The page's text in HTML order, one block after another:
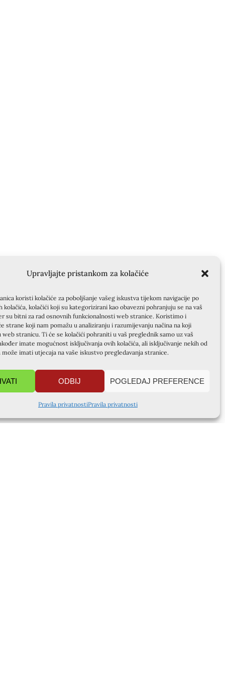
Upravljajte pristankom za kolačiće
koristi kolačiće za poboljšanje vašeg iskustva tijekom navigacije po
kolačića, kolačići koji su kategorizirani kao obavezni pohranjuju se na vaš
su bitni za rad osnovnih funkcionalnosti web stranice. Koristimo i
strane koji nam pomažu u analiziranju i razumijevanju načina na koji
stranicu. Ti će se kolačići pohraniti u vaš preglednik samo uz vaš
imate mogućnost isključivanja ovih kolačića, ali isključivanje nekih od
može imati utjecaja na vaše iskustvo pregledavanja stranice.
ODBIJ POGLEDAJ PREFERENCE
Pravila privatnostiPravila privatnosti